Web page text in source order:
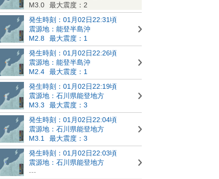
M3.0
最大震度：2
発生時刻：01月02日22:31頃
震源地：能登半島沖
M2.8
最大震度：1
発生時刻：01月02日22:26頃
震源地：能登半島沖
M2.4
最大震度：1
発生時刻：01月02日22:19頃
震源地：石川県能登地方
M3.3
最大震度：3
発生時刻：01月02日22:04頃
震源地：石川県能登地方
M3.1
最大震度：3
発生時刻：01月02日22:03頃
震源地：石川県能登地方
---